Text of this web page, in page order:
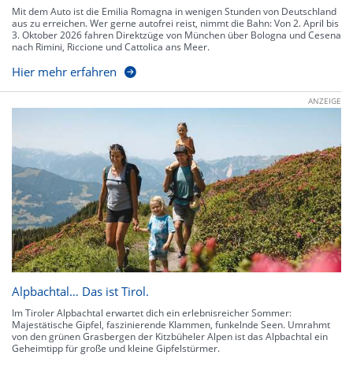
Mit dem Auto ist die Emilia Romagna in wenigen Stunden von Deutschland
aus zu erreichen. Wer gerne autofrei reist, nimmt die Bahn: Von 2. April bis
3. Oktober 2026 fahren Direktzüge von München über Bologna und Cesena
nach Rimini, Riccione und Cattolica ans Meer.
Hier mehr erfahren
ANZEIGE
Alpbachtal… Das ist Tirol.
Im Tiroler Alpbachtal erwartet dich ein erlebnisreicher Sommer:
Majestätische Gipfel, faszinierende Klammen, funkelnde Seen. Umrahmt
von den grünen Grasbergen der Kitzbüheler Alpen ist das Alpbachtal ein
Geheimtipp für große und kleine Gipfelstürmer.